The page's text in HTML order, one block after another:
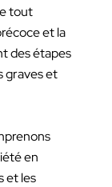
tout
et la
des étapes
graves et
en
et les